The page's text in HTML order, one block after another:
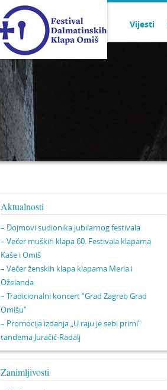
Vijesti
Aktualnosti
– Dojmovi sudionika jubilarnog festivala
– Večer muških klapa 60. Festivala klapama
Kaše i Omiš
– Večer ženskih klapa klapama Merla i
Oželanda
– Tradicionalni koncert “Grad Zagreb Grad
Omišu”
– Promocija izdanja „U raju je sebi primi“
tandema Juračić-Radalj
Zanimljivosti